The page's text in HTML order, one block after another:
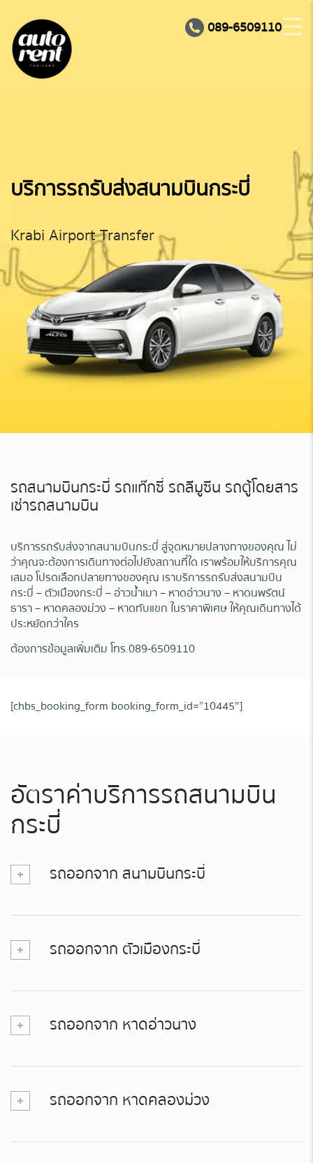
089-6509110
บริการรถรับส่งสนามบินกระบี่
Krabi Airport Transfer
รถสนามบินกระบี่ รถแท๊กซี่ รถลีมูซีน รถตู้โดยสาร
เช่ารถสนามบิน
บริการรถรับส่งจากสนามบินกระบี่ สู่จุดหมายปลางทางของคุณ ไม่
ว่าคุณจะต้องการเดินทางต่อไปยังสถานที่ใด เราพร้อมให้บริการคุณ
เสมอ โปรดเลือกปลายทางของคุณ เราบริการรถรับส่งสนามบิน
กระบี่ – ตัวเมืองกระบี่ – อ่าวน้ำเมา – หาดอ่าวนาง – หาดนพรัตน์
ธารา – หาดคลองม่วง – หาดทับแขก ในราคาพิเศษ ให้คุณเดินทางได้
ประหยัดกว่าใคร
ต้องการข้อมูลเพิ่มเติม โทร.089-6509110
[chbs_booking_form booking_form_id=”10445″]
อัตราค่าบริการรถสนามบิน
กระบี่
รถออกจาก สนามบินกระบี่
รถออกจาก ตัวเมืองกระบี่
รถออกจาก หาดอ่าวนาง
รถออกจาก หาดคลองม่วง